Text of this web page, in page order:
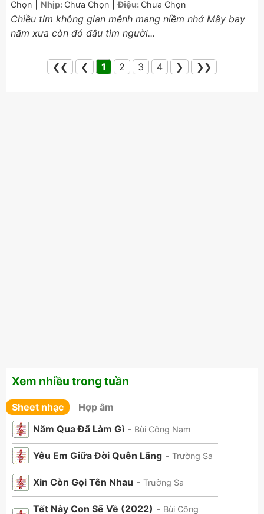
Chọn Nhịp: Chưa Chọn |Điệu: Chưa Chọn
Chiều tím không gian mênh mang niềm nhớ Mây bay
năm xưa còn đó đâu tìm người...
❮❮ ❮ 1 2 3 4 ❯ ❯❯
Xem nhiều trong tuần
Sheet nhạc
Hợp âm
Năm Qua Đã Làm Gì - Bùi Công Nam
Yêu Em Giữa Đời Quên Lãng - Trường Sa
Xin Còn Gọi Tên Nhau - Trường Sa
Tết Này Con Sẽ Về (2022) - Bùi Công